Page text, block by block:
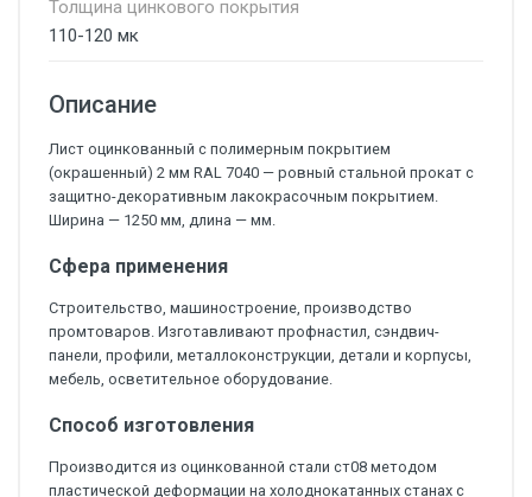
Толщина цинкового покрытия
110-120 мк
Описание
Лист оцинкованный с полимерным покрытием
(окрашенный) 2 мм RAL 7040 — ровный стальной прокат с
защитно-декоративным лакокрасочным покрытием.
Ширина — 1250 мм, длина — мм.
Сфера применения
Строительство, машиностроение, производство
промтоваров. Изготавливают профнастил, сэндвич-
панели, профили, металлоконструкции, детали и корпусы,
мебель, осветительное оборудование.
Способ изготовления
Производится из оцинкованной стали ст08 методом
пластической деформации на холоднокатанных станах с